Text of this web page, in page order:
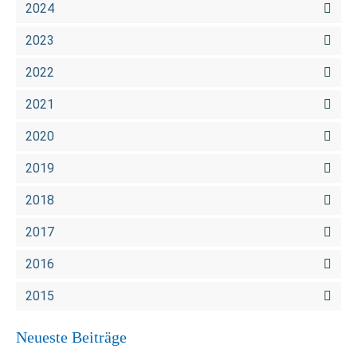
2024
2023
2022
2021
2020
2019
2018
2017
2016
2015
Neueste Beiträge